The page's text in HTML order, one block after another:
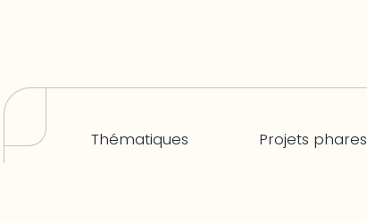
Thématiques Projets phares